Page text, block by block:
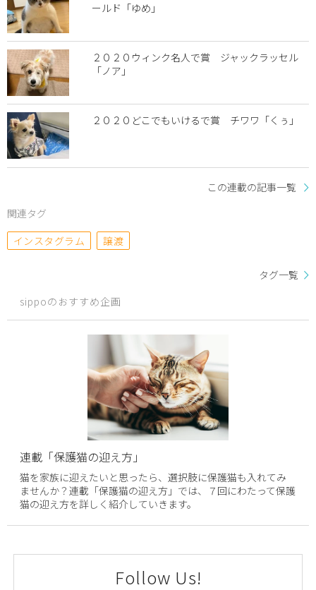
ールド「ゆめ」
２０２０ウィンク名人で賞 ジャックラッセル
「ノア」
２０２０どこでもいけるで賞 チワワ「くぅ」
この連載の記事一覧
関連タグ
インスタグラム
譲渡
タグ一覧
sippoのおすすめ企画
連載「保護猫の迎え方」
猫を家族に迎えたいと思ったら、選択肢に保護猫も入れてみ
ませんか？連載「保護猫の迎え方」では、７回にわたって保護
猫の迎え方を詳しく紹介していきます。
Follow Us!